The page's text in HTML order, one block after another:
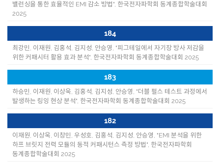
밸런싱을 통한 효율적인 EMI 감소 방법", 한국전자파학회 동계종합학술대회
2025
184
최강민, 이재원, 김홍석, 김지성, 안승영, "피그테일에서 자기장 방사 저감을
위한 커패시터 활용 효과 분석", 한국전자파학회 동계종합학술대회 2025
183
하승민, 이재원, 이상욱, 김홍석, 김지성, 안승영, "더블 펄스 테스트 과정에서
발생하는 링잉 현상 분석", 한국전자파학회 동계종합학술대회 2025
182
이재원, 이상욱, 이창민, 우성호, 김홍석, 김지성, 안승영, "EMI 분석을 위한
하프 브릿지 전력 모듈의 동적 커패시턴스 측정 방법", 한국전자파학회
동계종합학술대회 2025